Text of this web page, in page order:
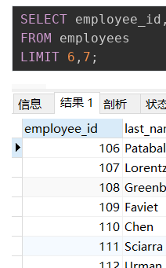
SELECT employee_id ,
FROM
LIMIT 6 , 7 ;